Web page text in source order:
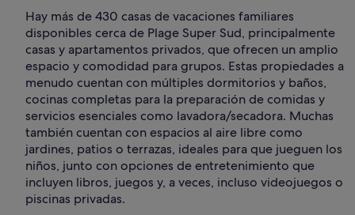
Hay más de 430 casas de vacaciones familiares
disponibles cerca de Plage Super Sud, principalmente
casas y apartamentos privados, que ofrecen un amplio
espacio y comodidad para grupos. Estas propiedades a
menudo cuentan con múltiples dormitorios y baños,
cocinas completas para la preparación de comidas y
servicios esenciales como lavadora/secadora. Muchas
también cuentan con espacios al aire libre como
jardines, patios o terrazas, ideales para que jueguen los
niños, junto con opciones de entretenimiento que
incluyen libros, juegos y, a veces, incluso videojuegos o
piscinas privadas.